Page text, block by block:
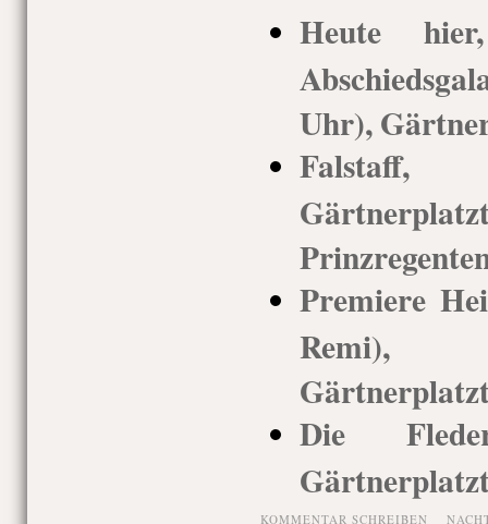
Heute
Uhr),
Premiere
Remi),
Die
KOMMENTAR SCHREIBEN